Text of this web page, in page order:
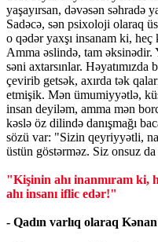
yaşayırsan, dəvəsən səhradə
Sadəcə, sən psixoloji olaraq
o qədər yaxşı insanam ki,
Amma əslində, tam əksinədir.
səni axtarsınlar. Həyatımızda
çevirib getsək, axırda tək
etmişik. Mən ümumiyyətlə,
insan deyiləm, amma mən
kəslə öz dilində danışmağı
sözü var: "Sizin qeyriyyətli,
üstün göstərməz. Siz onsuz da
"Kişinin ahı inanmıram ki,
ahı insanı iflic edər!"
- Qadın varlıq olaraq